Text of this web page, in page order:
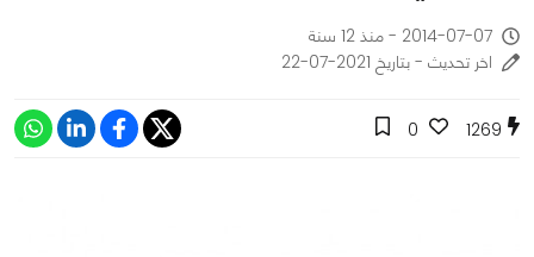
2014-07-07 - منذ 12 سنة
اخر تحديث - بتاريخ 2021-07-22
1269
0